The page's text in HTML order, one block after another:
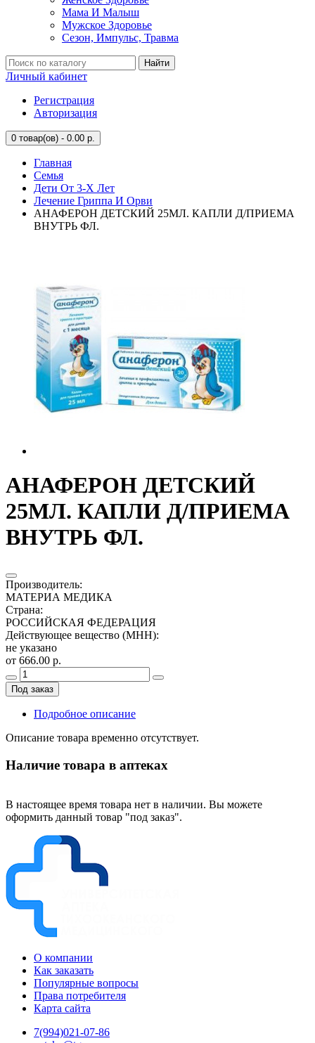
Мама И Малыш
Мужское Здоровье
Сезон, Импульс, Травма
Найти
Личный кабинет
Регистрация
Авторизация
0 товар(ов) - 0.00 р.
Главная
Семья
Дети От 3-Х Лет
Лечение Гриппа И Орви
АНАФЕРОН ДЕТСКИЙ 25МЛ. КАПЛИ Д/ПРИЕМА
ВНУТРЬ ФЛ.
АНАФЕРОН ДЕТСКИЙ
25МЛ. КАПЛИ Д/ПРИЕМА
ВНУТРЬ ФЛ.
Производитель:
МАТЕРИА МЕДИКА
Страна:
РОССИЙСКАЯ ФЕДЕРАЦИЯ
Действующее вещество (МНН):
не указано
от 666.00 р.
Под заказ
Подробное описание
Описание товара временно отсутствует.
Наличие товара в аптеках
В настоящее время товара нет в наличии. Вы можете
оформить данный товар "под заказ".
О компании
Как заказать
Популярные вопросы
Права потребителя
Карта сайта
7(994)021-07-86